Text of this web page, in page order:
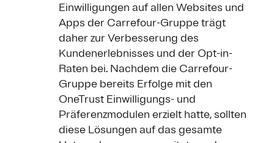
Einwilligungen auf allen Websites und
Apps der Carrefour-Gruppe trägt
daher zur Verbesserung des
Kundenerlebnisses und der Opt-in-
Raten bei. Nachdem die Carrefour-
Gruppe bereits Erfolge mit den
OneTrust Einwilligungs- und
Präferenzmodulen erzielt hatte, sollten
diese Lösungen auf das gesamte